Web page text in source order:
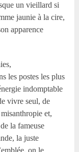
un vieillard si
jaunie à la cire,
apparence
les postes les plus
indomptable
vivre seul, de
et,
la fameuse
la juste